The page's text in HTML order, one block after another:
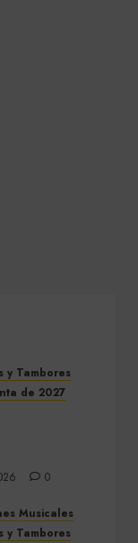
y Tambores
de 2027
0
Musicales
y Tambores